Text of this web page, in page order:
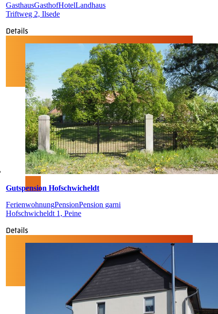
GasthausGasthofHotelLandhaus
Triftweg 2, Ilsede
Details
Gutspension Hofschwicheldt
FerienwohnungPensionPension garni
Hofschwicheldt 1, Peine
Details